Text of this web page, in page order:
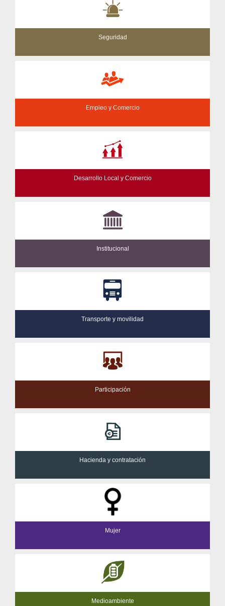
Seguridad
Empleo y Comercio
Desarrollo Local y Comercio
Institucional
Transporte y movilidad
Participación
Hacienda y contratación
Mujer
Medioambiente